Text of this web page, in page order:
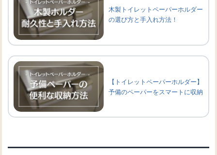
木製トイレットペーパーホルダー
の選び方と手入れ方法！
【トイレットペーパーホルダー】
予備のペーパーをスマートに収納